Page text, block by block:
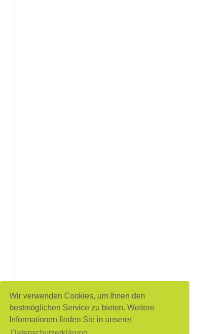
Wir verwenden Cookies, um Ihnen den
bestmöglichen Service zu bieten. Weitere
Informationen finden Sie in unserer